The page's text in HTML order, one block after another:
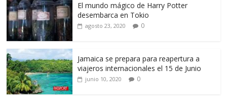
El mundo mágico de Harry Potter
desembarca en Tokio
agosto 23, 2020 0
Jamaica se prepara para reapertura a
viajeros internacionales el 15 de Junio
junio 10, 2020 0